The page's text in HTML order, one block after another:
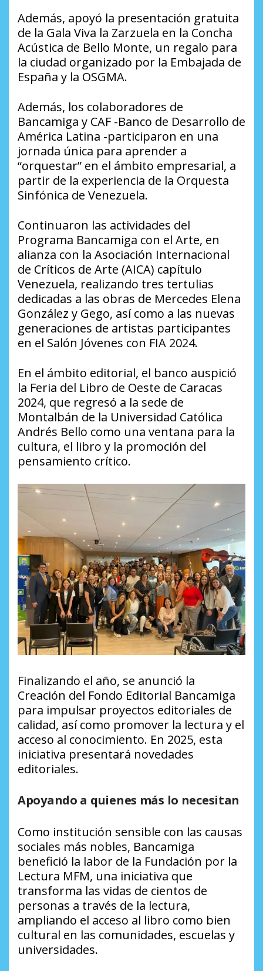
Además, apoyó la presentación gratuita
de la Gala Viva la Zarzuela en la Concha
Acústica de Bello Monte, un regalo para
la ciudad organizado por la Embajada de
España y la OSGMA.
Además, los colaboradores de
Bancamiga y CAF -Banco de Desarrollo de
América Latina -participaron en una
jornada única para aprender a
“orquestar” en el ámbito empresarial, a
partir de la experiencia de la Orquesta
Sinfónica de Venezuela.
Continuaron las actividades del
Programa Bancamiga con el Arte, en
alianza con la Asociación Internacional
de Críticos de Arte (AICA) capítulo
Venezuela, realizando tres tertulias
dedicadas a las obras de Mercedes Elena
González y Gego, así como a las nuevas
generaciones de artistas participantes
en el Salón Jóvenes con FIA 2024.
En el ámbito editorial, el banco auspició
la Feria del Libro de Oeste de Caracas
2024, que regresó a la sede de
Montalbán de la Universidad Católica
Andrés Bello como una ventana para la
cultura, el libro y la promoción del
pensamiento crítico.
Finalizando el año, se anunció la
Creación del Fondo Editorial Bancamiga
para impulsar proyectos editoriales de
calidad, así como promover la lectura y el
acceso al conocimiento. En 2025, esta
iniciativa presentará novedades
editoriales.
Apoyando a quienes más lo necesitan
Como institución sensible con las causas
sociales más nobles, Bancamiga
benefició la labor de la Fundación por la
Lectura MFM, una iniciativa que
transforma las vidas de cientos de
personas a través de la lectura,
ampliando el acceso al libro como bien
cultural en las comunidades, escuelas y
universidades.